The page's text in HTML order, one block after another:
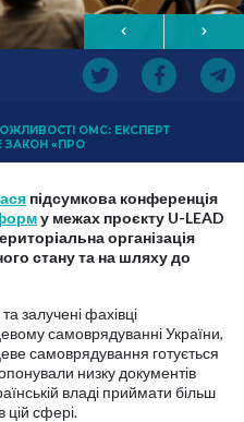
ОМС: ЕКСПЕРТ
ЗАКОН «ПРО
підсумкова конференція
у межах проєкту U-LEAD
організація
стану та на шляху до
залучені фахівці
самоврядуванні України,
самоврядування готується
низку документів
владі приймати більш
цій сфері.